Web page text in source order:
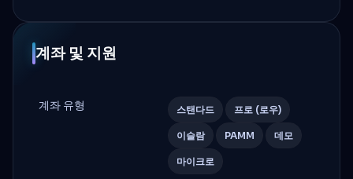
계좌 및 지원
계좌 유형 스탠다드 프로 (로우)
이슬람 PAMM 데모
마이크로